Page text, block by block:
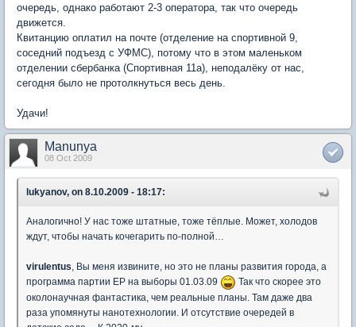
очередь, однако работают 2-3 оператора, так что очередь
движется.
Квитанцию оплатил на почте (отделение на спортивной 9,
соседний подъезд с УФМС), потому что в этом маленьком
отделении сбербанка (Спортивная 11а), неподалёку от нас,
сегодня было не протолкнуться весь день.
Удачи!
Manunya
08 Oct 2009
lukyanov, on 8.10.2009 - 18:17:
Аналогично! У нас тоже штатные, тоже тёплые. Может, холодов
ждут, чтобы начать кочегарить по-полной…
virulentus , Вы меня извините, но это не планы развития города, а
программа партии ЕР на выборы 01.03.09
Так что скорее это
околонаучная фантастика, чем реальные планы. Там даже два
раза упомянуты нанотехнологии. И отсутствие очередей в